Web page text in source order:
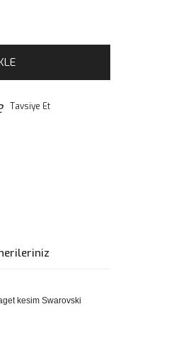
Tavsiye Et
kesim Swarovski